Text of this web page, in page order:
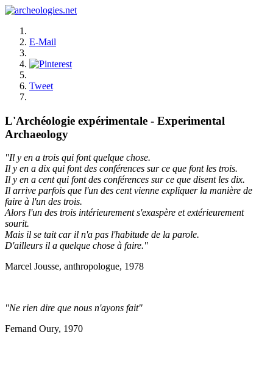
E-Mail
Tweet
L'Archéologie expérimentale - Experimental
Archaeology
"Il y en a trois qui font quelque chose.
Il y en a dix qui font des conférences sur ce que font les trois.
Il y en a cent qui font des conférences sur ce que disent les dix.
Il arrive parfois que l'un des cent vienne expliquer la manière de
faire à l'un des trois.
Alors l'un des trois intérieurement s'exaspère et extérieurement
sourit.
Mais il se tait car il n'a pas l'habitude de la parole.
D'ailleurs il a quelque chose à faire."
Marcel Jousse, anthropologue, 1978
"Ne rien dire que nous n'ayons fait"
Fernand Oury, 1970